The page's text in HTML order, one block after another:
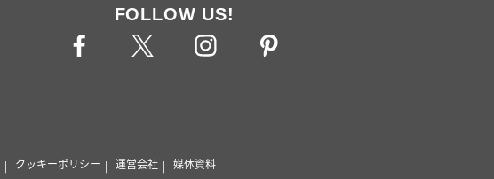
FOLLOW US!
クッキーポリシー 運営会社 媒体資料